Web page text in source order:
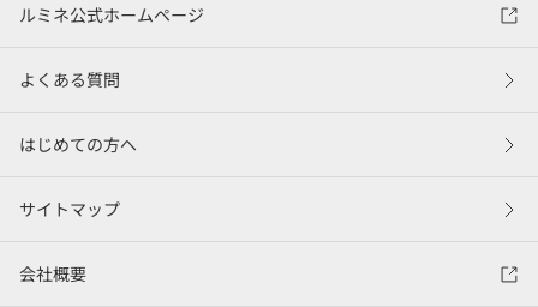
ルミネ公式ホームページ
よくある質問
はじめての方へ
サイトマップ
会社概要